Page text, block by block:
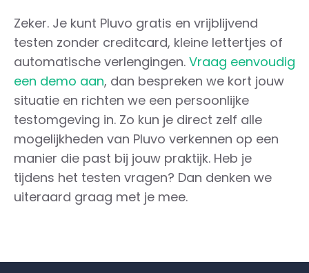
Zeker. Je kunt Pluvo gratis en vrijblijvend
testen zonder creditcard, kleine lettertjes of
automatische verlengingen. Vraag eenvoudig
een demo aan, dan bespreken we kort jouw
situatie en richten we een persoonlijke
testomgeving in. Zo kun je direct zelf alle
mogelijkheden van Pluvo verkennen op een
manier die past bij jouw praktijk. Heb je
tijdens het testen vragen? Dan denken we
uiteraard graag met je mee.